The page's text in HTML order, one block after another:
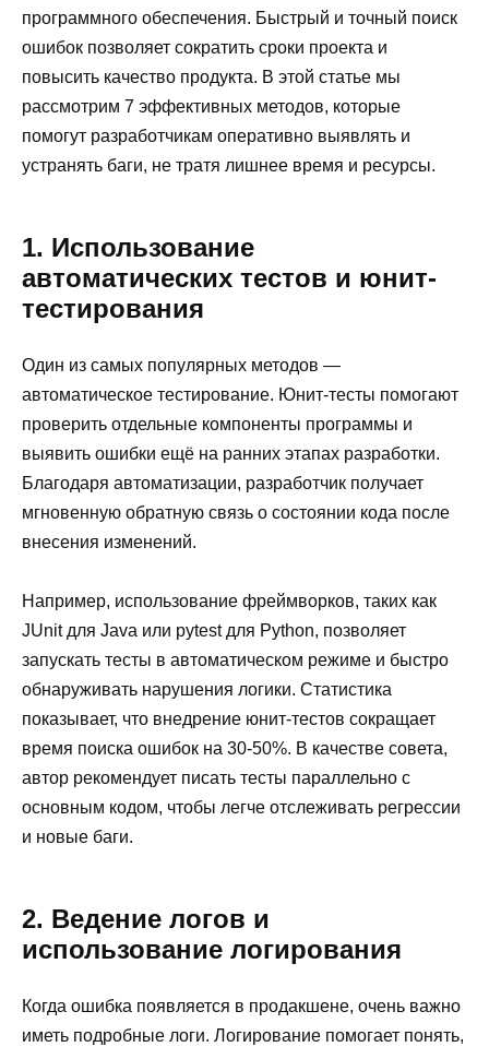
программного обеспечения. Быстрый и точный поиск
ошибок позволяет сократить сроки проекта и
повысить качество продукта. В этой статье мы
рассмотрим 7 эффективных методов, которые
помогут разработчикам оперативно выявлять и
устранять баги, не тратя лишнее время и ресурсы.
1. Использование
автоматических тестов и юнит-
тестирования
Один из самых популярных методов —
автоматическое тестирование. Юнит-тесты помогают
проверить отдельные компоненты программы и
выявить ошибки ещё на ранних этапах разработки.
Благодаря автоматизации, разработчик получает
мгновенную обратную связь о состоянии кода после
внесения изменений.
Например, использование фреймворков, таких как
JUnit для Java или pytest для Python, позволяет
запускать тесты в автоматическом режиме и быстро
обнаруживать нарушения логики. Статистика
показывает, что внедрение юнит-тестов сокращает
время поиска ошибок на 30-50%. В качестве совета,
автор рекомендует писать тесты параллельно с
основным кодом, чтобы легче отслеживать регрессии
и новые баги.
2. Ведение логов и
использование логирования
Когда ошибка появляется в продакшене, очень важно
иметь подробные логи. Логирование помогает понять,